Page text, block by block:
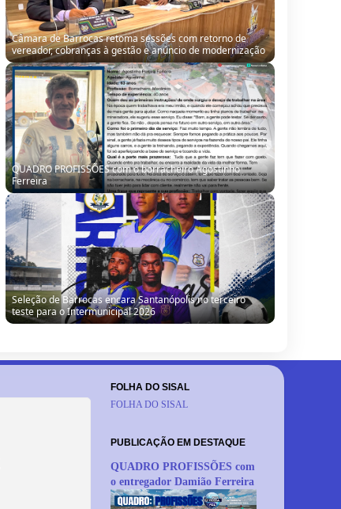
Câmara de Barrocas retoma sessões com retorno de
vereador, cobranças à gestão e anúncio de modernização
QUADRO PROFISSÕES com o borracheiro Agostinho
Ferreira
Seleção de Barrocas encara Santanópolis no terceiro
teste para o Intermunicipal 2026
FOLHA DO SISAL
FOLHA DO SISAL
PUBLICAÇÃO EM DESTAQUE
QUADRO PROFISSÕES com
o entregador Damião Ferreira